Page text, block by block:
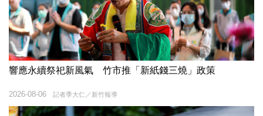
響應永續祭祀新風氣 竹市推「新紙錢三燒」政策
記者季大仁／新竹報導
2026-08-06